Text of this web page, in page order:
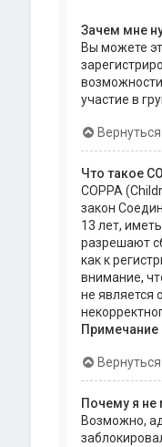
Зачем мне
Вы можете
участие в
Что такое
COPPA
закон
13 лет,
разрешают
как к
внимание,
не является
Примечание
Почему я не
Возможно,